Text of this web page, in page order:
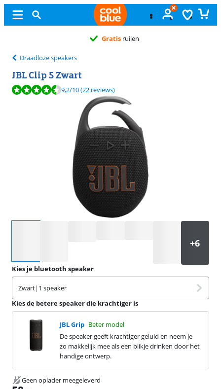
Gratis ruilen
Draadloze speakers
JBL Clip 5 Zwart
Beoordeling is 9,2 van de 10, gebaseerd op 22 reviews.
9,2/10(22 reviews)
Kies je bluetooth speaker
Zwart| 1 speaker
Kies de betere speaker die krachtiger is
JBL Grip Beter model
De speaker geeft krachtiger geluid en neem je
zo makkelijk mee als een blikje drinken door het
handige ontwerp.
Geen oplader meegeleverd